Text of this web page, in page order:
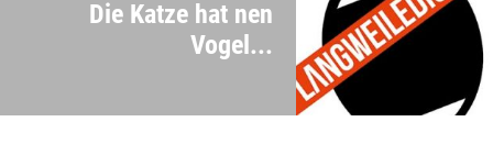
Die Katze hat nen
Vogel...